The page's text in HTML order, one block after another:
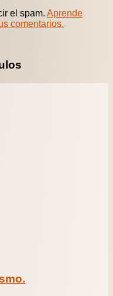
el spam. Aprende
comentarios.